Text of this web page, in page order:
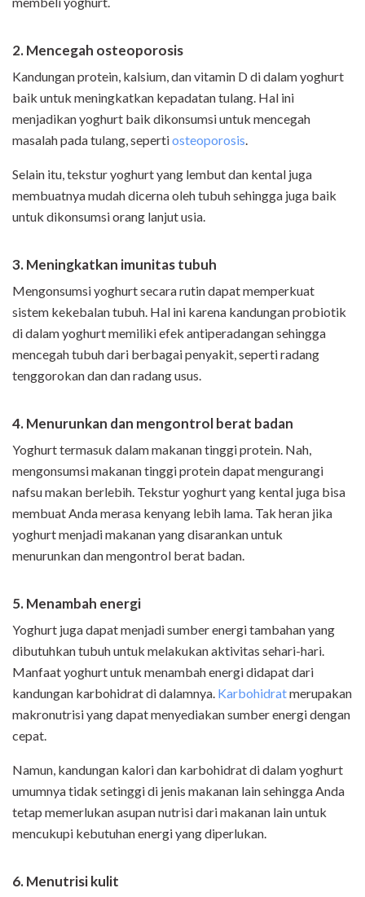
2.Mencegah osteoporosis
Kandungan protein, kalsium, dan vitamin D di dalam yoghurt
baik untuk meningkatkan kepadatan tulang. Hal ini
menjadikan yoghurt baik dikonsumsi untuk mencegah
masalah pada tulang, sepertiosteoporosis.
Selain itu, tekstur yoghurt yang lembut dan kental juga
membuatnya mudah dicerna oleh tubuh sehingga juga baik
untuk dikonsumsi orang lanjut usia.
3. Meningkatkan imunitas tubuh
Mengonsumsi yoghurt secara rutin dapat memperkuat
sistem kekebalan tubuh. Hal ini karena kandungan probiotik
di dalam yoghurt memiliki efek antiperadangan sehingga
mencegah tubuh dari berbagai penyakit, seperti radang
tenggorokan dan dan radang usus.
4. Menurunkan dan mengontrol berat badan
Yoghurt termasuk dalam makanan tinggi protein. Nah,
mengonsumsi makanan tinggi protein dapat mengurangi
nafsu makan berlebih. Tekstur yoghurt yang kental juga bisa
membuat Anda merasa kenyang lebih lama. Tak heran jika
yoghurt menjadi makanan yang disarankan untuk
menurunkan dan mengontrol berat badan.
5. Menambah energi
Yoghurt juga dapat menjadi sumber energi tambahan yang
dibutuhkan tubuh untuk melakukan aktivitas sehari-hari.
Manfaat yoghurt untuk menambah energi didapat dari
kandungan karbohidrat di dalamnya. Karbohidratmerupakan
makronutrisi yang dapat menyediakan sumber energi dengan
cepat.
Namun, kandungan kalori dan karbohidrat di dalam yoghurt
umumnya tidak setinggi di jenis makanan lain sehingga Anda
tetap memerlukan asupan nutrisi dari makanan lain untuk
mencukupi kebutuhan energi yang diperlukan.
6. Menutrisi kulit